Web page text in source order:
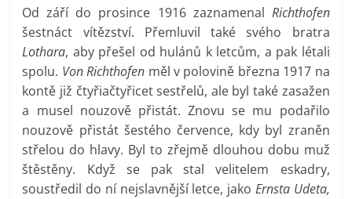
Od září do prosince 1916 zaznamenal Richthofen
šestnáct vítězství. Přemluvil také svého bratra
Lothara, aby přešel od hulánů k letcům, a pak létali
spolu. Von Richthofen měl v polovině března 1917 na
kontě již čtyřiačtyřicet sestřelů, ale byl také zasažen
a musel nouzově přistát. Znovu se mu podařilo
nouzově přistát šestého července, kdy byl zraněn
střelou do hlavy. Byl to zřejmě dlouhou dobu muž
štěstěny. Když se pak stal velitelem eskadry,
soustředil do ní nejslavnější letce, jako Ernsta Udeta,